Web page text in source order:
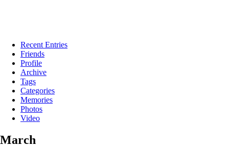
Recent Entries
Friends
Profile
Archive
Tags
Categories
Memories
Photos
Video
March